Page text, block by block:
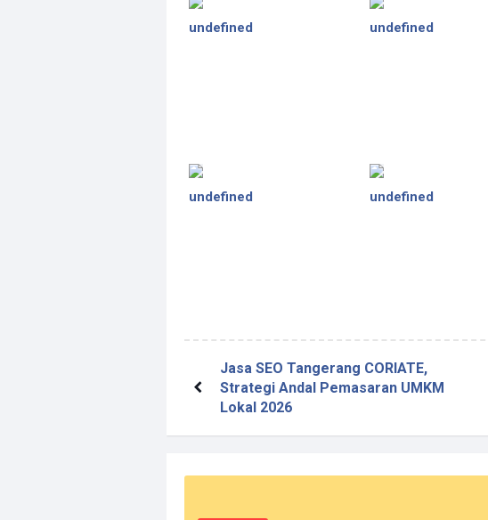
undefined undefined
undefined undefined
Jasa SEO Tangerang CORIATE,
Strategi Andal Pemasaran UMKM
Lokal 2026